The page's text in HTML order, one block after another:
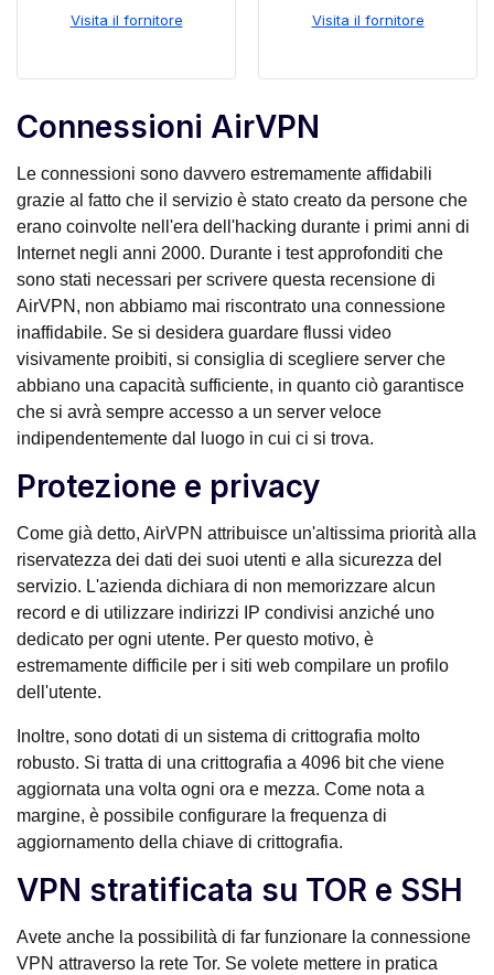
Visita il fornitore Visita il fornitore
Connessioni AirVPN
Le connessioni sono davvero estremamente affidabili
grazie al fatto che il servizio è stato creato da persone che
erano coinvolte nell'era dell'hacking durante i primi anni di
Internet negli anni 2000. Durante i test approfonditi che
sono stati necessari per scrivere questa recensione di
AirVPN, non abbiamo mai riscontrato una connessione
inaffidabile. Se si desidera guardare flussi video
visivamente proibiti, si consiglia di scegliere server che
abbiano una capacità sufficiente, in quanto ciò garantisce
che si avrà sempre accesso a un server veloce
indipendentemente dal luogo in cui ci si trova.
Protezione e privacy
Come già detto, AirVPN attribuisce un'altissima priorità alla
riservatezza dei dati dei suoi utenti e alla sicurezza del
servizio. L'azienda dichiara di non memorizzare alcun
record e di utilizzare indirizzi IP condivisi anziché uno
dedicato per ogni utente. Per questo motivo, è
estremamente difficile per i siti web compilare un profilo
dell'utente.
Inoltre, sono dotati di un sistema di crittografia molto
robusto. Si tratta di una crittografia a 4096 bit che viene
aggiornata una volta ogni ora e mezza. Come nota a
margine, è possibile configurare la frequenza di
aggiornamento della chiave di crittografia.
VPN stratificata su TOR e SSH
Avete anche la possibilità di far funzionare la connessione
VPN attraverso la rete Tor. Se volete mettere in pratica